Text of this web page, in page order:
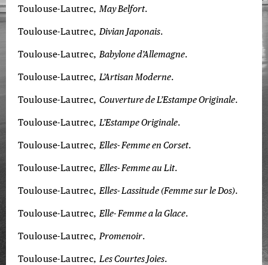
Toulouse-Lautrec,May Belfort.
Toulouse-Lautrec,Divian Japonais.
Toulouse-Lautrec,Babylone d’Allemagne.
Toulouse-Lautrec,L’Artisan Moderne.
Toulouse-Lautrec, Couverture de L’Estampe Originale.
Toulouse-Lautrec,L’Estampe Originale.
Toulouse-Lautrec,Elles- Femme en Corset.
Toulouse-Lautrec,Elles- Femme au Lit.
Toulouse-Lautrec,Elles- Lassitude (Femme sur le Dos).
Toulouse-Lautrec,Elle- Femme a la Glace.
Toulouse-Lautrec,Promenoir.
Toulouse-Lautrec,Les Courtes Joies.